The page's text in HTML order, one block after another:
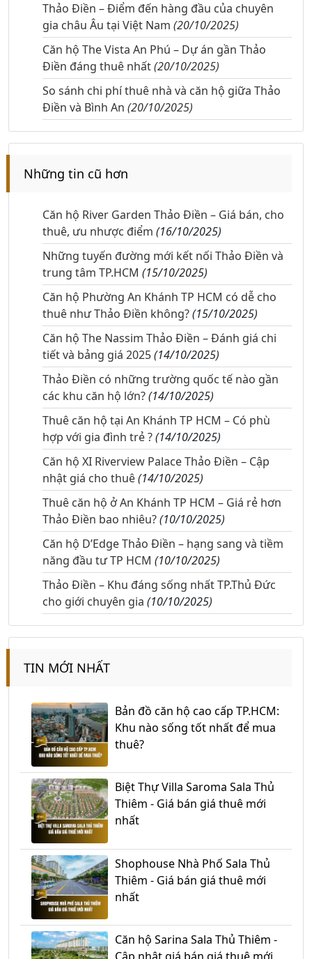
Thảo Điền – Điểm đến hàng đầu của chuyên
gia châu Âu tại Việt Nam (20/10/2025)
Căn hộ The Vista An Phú – Dự án gần Thảo
Điền đáng thuê nhất(20/10/2025)
So sánh chi phí thuê nhà và căn hộ giữa Thảo
Điền và Bình An (20/10/2025)
Những tin cũ hơn
Căn hộ River Garden Thảo Điền – Giá bán, cho
thuê, ưu nhược điểm (16/10/2025)
Những tuyến đường mới kết nối Thảo Điền và
trung tâm TP.HCM (15/10/2025)
Căn hộ Phường An Khánh TP HCM có dễ cho
thuê như Thảo Điền không?(15/10/2025)
Căn hộ The Nassim Thảo Điền – Đánh giá chi
tiết và bảng giá 2025(14/10/2025)
Thảo Điền có những trường quốc tế nào gần
các khu căn hộ lớn?(14/10/2025)
Thuê căn hộ tại An Khánh TP HCM – Có phù
hợp với gia đình trẻ ?(14/10/2025)
Căn hộ XI Riverview Palace Thảo Điền – Cập
nhật giá cho thuê(14/10/2025)
Thuê căn hộ ở An Khánh TP HCM – Giá rẻ hơn
Thảo Điền bao nhiêu?(10/10/2025)
Căn hộ D’Edge Thảo Điền – hạng sang và tiềm
năng đầu tư TP HCM (10/10/2025)
Thảo Điền – Khu đáng sống nhất TP.Thủ Đức
cho giới chuyên gia (10/10/2025)
TIN MỚI NHẤT
Bản đồ căn hộ cao cấp TP.HCM:
Khu nào sống tốt nhất để mua
thuê?
Biệt Thự Villa Saroma Sala Thủ
Thiêm - Giá bán giá thuê mới
nhất
Shophouse Nhà Phố Sala Thủ
Thiêm - Giá bán giá thuê mới
nhất
Căn hộ Sarina Sala Thủ Thiêm -